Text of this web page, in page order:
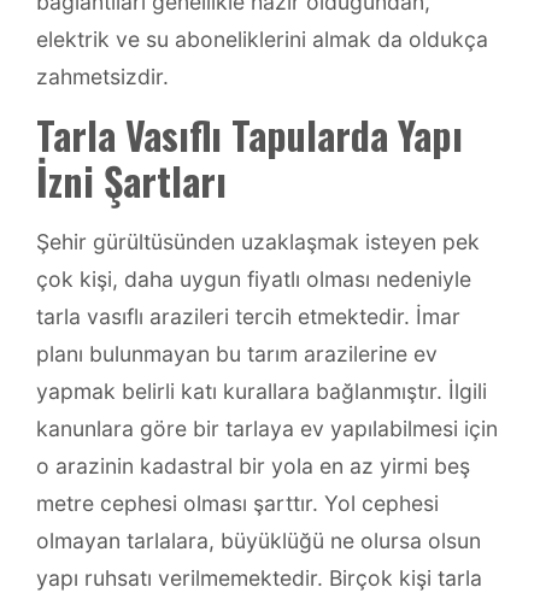
elektrik ve su aboneliklerini almak da oldukça
zahmetsizdir.
Tarla Vasıflı Tapularda Yapı
İzni Şartları
Şehir gürültüsünden uzaklaşmak isteyen pek
çok kişi, daha uygun fiyatlı olması nedeniyle
tarla vasıflı arazileri tercih etmektedir. İmar
planı bulunmayan bu tarım arazilerine ev
yapmak belirli katı kurallara bağlanmıştır. İlgili
kanunlara göre bir tarlaya ev yapılabilmesi için
o arazinin kadastral bir yola en az yirmi beş
metre cephesi olması şarttır. Yol cephesi
olmayan tarlalara, büyüklüğü ne olursa olsun
yapı ruhsatı verilmemektedir. Birçok kişi tarla